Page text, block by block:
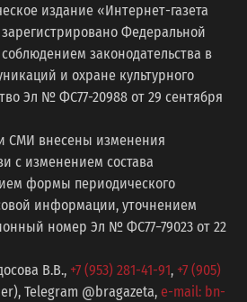
издание «Интернет-газета
Федеральной
законодательства в
и охране культурного
Эл № ФС77-20988 от 29 сентября
СМИ внесены изменения
с изменением состава
формы периодического
информации, уточнением
номер Эл № ФС77−79023 от 22
В.В., +7 (953) 281-41-91, +7 (905)
Telegram @bragazeta, e-mail: bn-